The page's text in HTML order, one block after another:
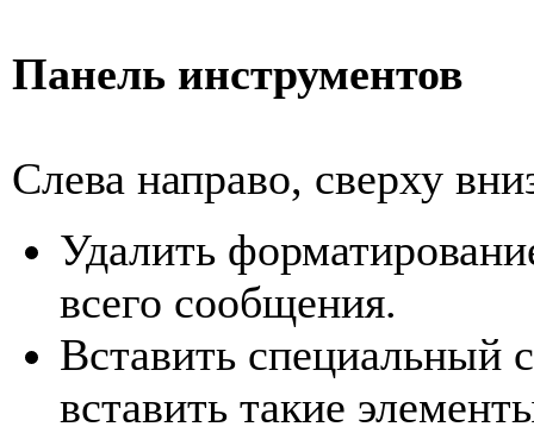
Панель инструментов
Слева направо, сверху
Удалить
всего сообщения.
Вставить специальный
вставить такие